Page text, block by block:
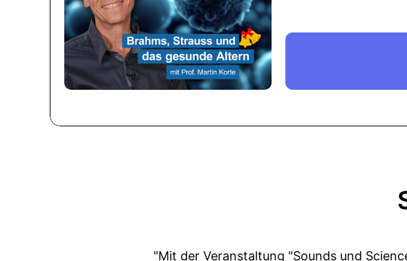
"Mit der Veranstaltung "Sounds und